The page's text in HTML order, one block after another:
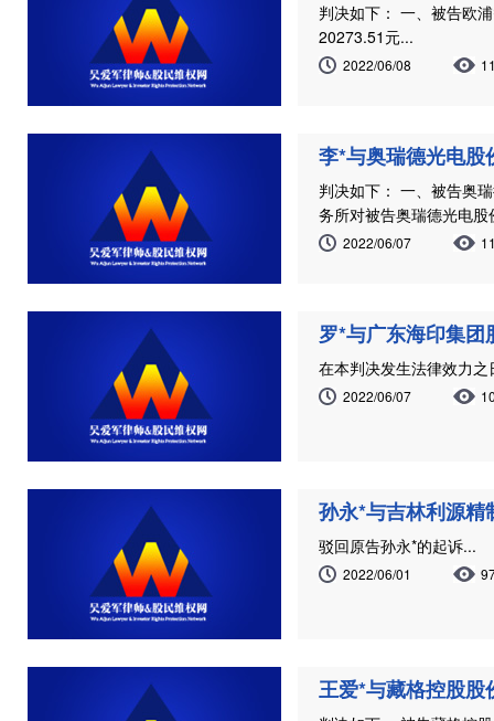
判决如下： 一、被告欧
20273.51元...
2022/06/08
李*与奥瑞德光电股
判决如下： 一、被告奥
务所对被告奥瑞德光电
2022/06/07
罗*与广东海印集
在本判决发生法律效力
2022/06/07
孙永*与吉林利源精
驳回原告孙永*的起诉...
2022/06/01
王爱*与藏格控股股